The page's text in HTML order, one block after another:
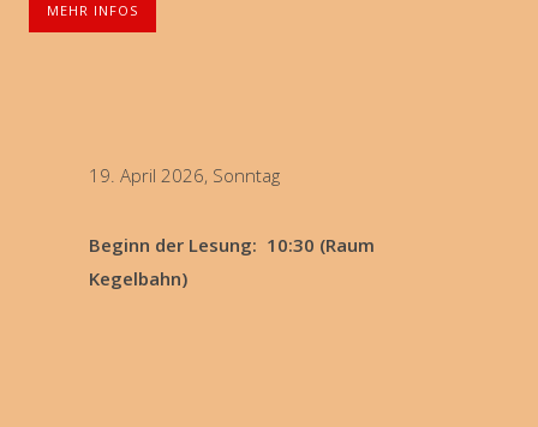
MEHR INFOS
19. April 2026, Sonntag
Beginn der Lesung: 10:30 (Raum
Kegelbahn)